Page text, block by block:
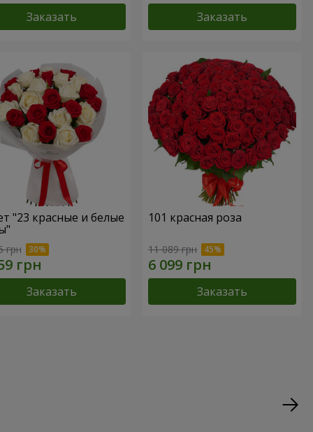
Заказать Заказать
"23 красные и белые
грн
Заказать
101 красная роза
11 089 грн
Заказать